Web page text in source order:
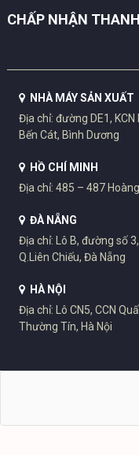
CHẤP NHẬN
NHÀ MÁY SẢN XUẤT
Địa chỉ: đường DE1,
Bến Cát, Bình Dương
HỒ CHÍ MINH
Địa chỉ: 485 – 487
ĐÀ NẴNG
Địa chỉ: Lô B, đường số
Q.Liên Chiếu, Đà Nẵng
HÀ NỘI
Địa chỉ: Lô CN5, CCN
Thường Tín, Hà Nội